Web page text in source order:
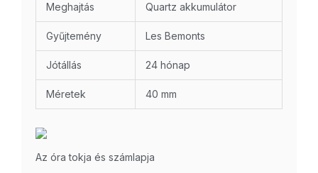
Meghajtás Quartz akkumulátor
Gyűjtemény Les Bemonts
Jótállás 24 hónap
Méretek 40 mm
Az óra tokja és számlapja